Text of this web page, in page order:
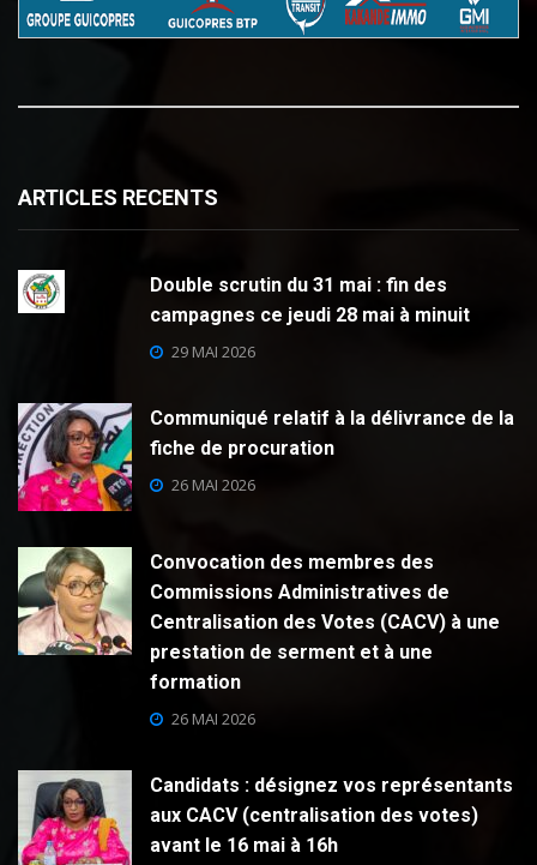
ARTICLES RECENTS
Double scrutin du 31 mai : fin des
campagnes ce jeudi 28 mai à minuit
29 MAI 2026
Communiqué relatif à la délivrance de la
fiche de procuration
26 MAI 2026
Convocation des membres des
Commissions Administratives de
Centralisation des Votes (CACV) à une
prestation de serment et à une
formation
26 MAI 2026
Candidats : désignez vos représentants
aux CACV (centralisation des votes)
avant le 16 mai à 16h